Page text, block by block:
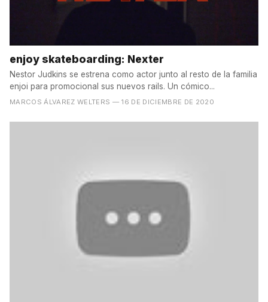
enjoy skateboarding: Nexter
Nestor Judkins se estrena como actor junto al resto de la familia
enjoi para promocional sus nuevos rails. Un cómico...
MARCOS ÁLVAREZ WELTERS — 16 DE DICIEMBRE DE 2020